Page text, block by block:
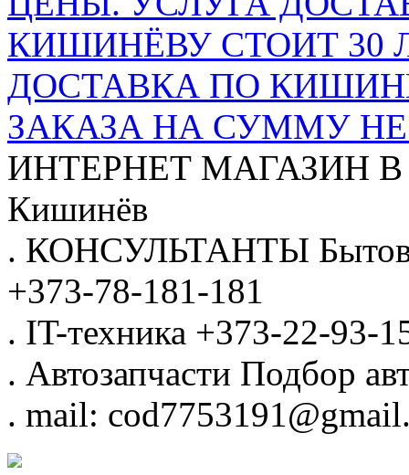
КИШИНЁВУ СТОИТ 30
ДОСТАВКА ПО
ЗАКАЗА НА СУММУ НЕ
ИНТЕРНЕТ МАГАЗИН
Кишинёв
. КОНСУЛЬТАНТЫ
+373-78-181-181
. IT-техника +373-22-93-
. Автозапчасти Подбор
. mail: